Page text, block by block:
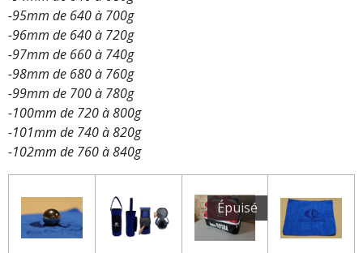
-95mm de 640 à 700g
-96mm de 640 à 720g
-97mm de 660 à 740g
-98mm de 680 à 760g
-99mm de 700 à 780g
-100mm de 720 à 800g
-101mm de 740 à 820g
-102mm de 760 à 840g
Épuisé